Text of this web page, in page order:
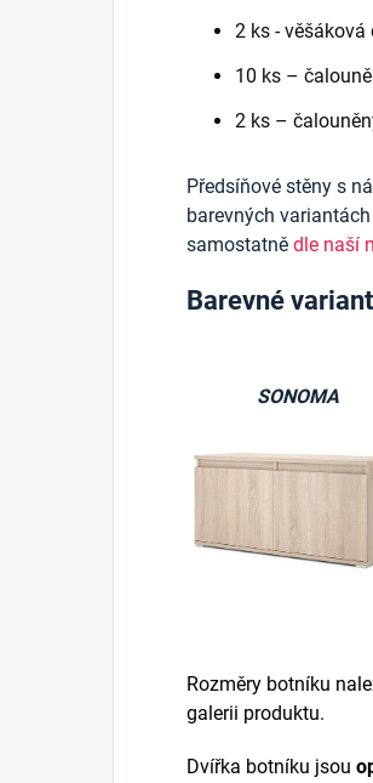
2 ks -
10 ks –
2 ks –
Předsíňové stěny s
barevných
samostatně dle naší
Barevné
SONOMA
Rozměry botníku
galerii produktu.
Dvířka botníku jsou